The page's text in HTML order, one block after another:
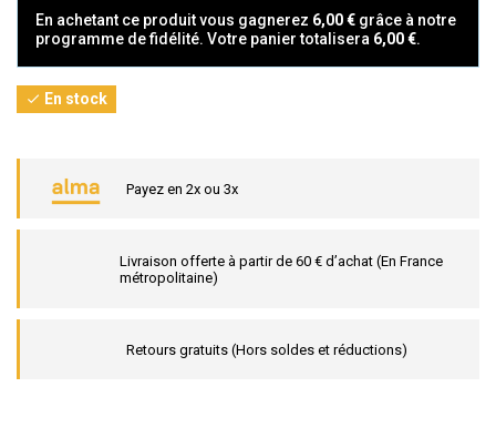
En achetant ce produit vous gagnerez 6,00 € grâce à notre
programme de fidélité. Votre panier totalisera 6,00 €.
 En stock
Payez en 2x ou 3x
Livraison offerte à partir de 60 € d’achat (En France
métropolitaine)
Retours gratuits (Hors soldes et réductions)